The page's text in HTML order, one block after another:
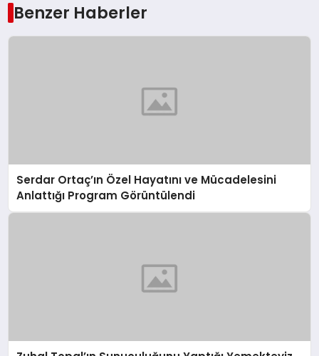
Benzer Haberler
Serdar Ortaç’ın Özel Hayatını ve Mücadelesini
Anlattığı Program Görüntülendi